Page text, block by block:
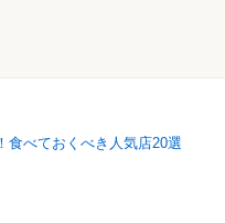
食べておくべき人気店20選